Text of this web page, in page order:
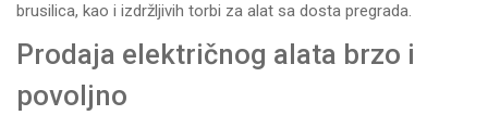
brusilica, kao i izdržljivih torbi za alat sa dosta pregrada.
Prodaja električnog alata brzo i
povoljno